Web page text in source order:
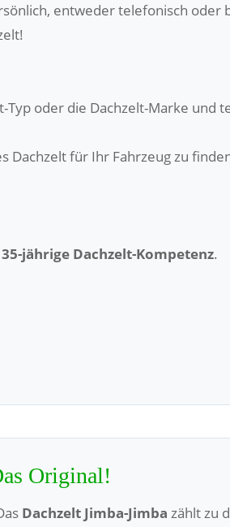
entweder telefonisch oder
oder die Dachzelt-Marke und
für Ihr Fahrzeug zu
jährige Dachzelt-Kompetenz.
Original!
Dachzelt Jimba-Jimba zählt zu